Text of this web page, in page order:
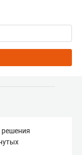
решения